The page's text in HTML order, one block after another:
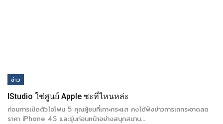
ข่าว
IStudio ใช่ศูนย์ Apple ซะที่ไหนหล่ะ
ก่อนการเปิดตัวไอโฟน 5 คุณผู้ชมที่เกาะกระแส คงได้ฟังข่าวการเถกระจาดลด
ราคา iPhone 4S และรุ่นก่อนหน้าอย่างสนุกสนาน…